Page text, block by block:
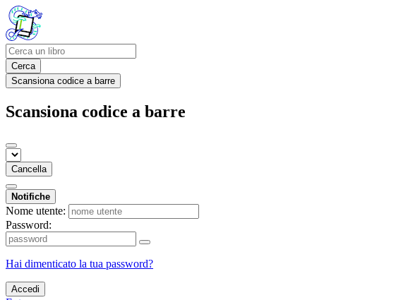
Cerca
Scansiona codice a barre
Scansiona codice a barre
Cancella
Notifiche
Nome utente:
Password:
Hai dimenticato la tua password?
Accedi